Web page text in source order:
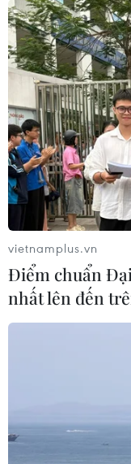
Tuyên Quang:
trạng khai
lở xuống lòng
vietnamplus.vn
Điểm chuẩn
nhất lên đến